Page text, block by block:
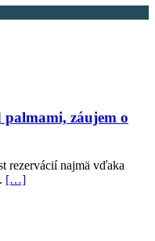
záujem o
rezervácií najmä vďaka
[…]